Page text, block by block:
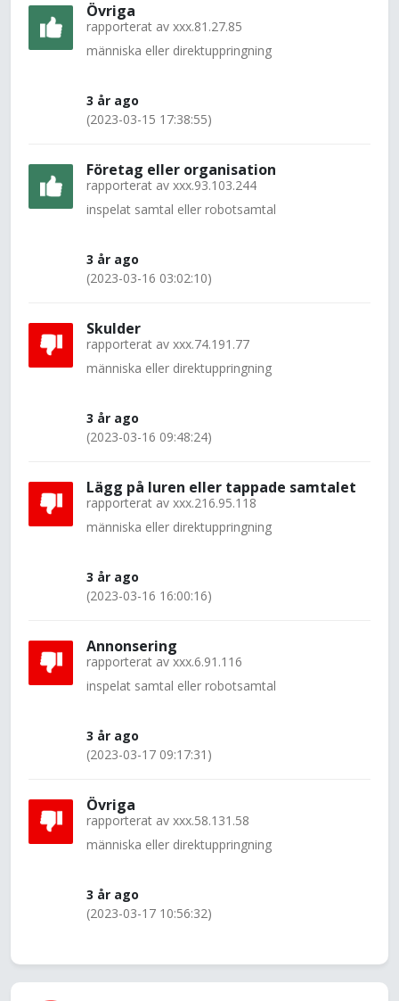
Övriga
rapporterat av xxx.81.27.85
människa eller direktuppringning
3 år ago
(2023-03-15 17:38:55)
Företag eller organisation
rapporterat av xxx.93.103.244
inspelat samtal eller robotsamtal
3 år ago
(2023-03-16 03:02:10)
Skulder
rapporterat av xxx.74.191.77
människa eller direktuppringning
3 år ago
(2023-03-16 09:48:24)
Lägg på luren eller tappade samtalet
rapporterat av xxx.216.95.118
människa eller direktuppringning
3 år ago
(2023-03-16 16:00:16)
Annonsering
rapporterat av xxx.6.91.116
inspelat samtal eller robotsamtal
3 år ago
(2023-03-17 09:17:31)
Övriga
rapporterat av xxx.58.131.58
människa eller direktuppringning
3 år ago
(2023-03-17 10:56:32)